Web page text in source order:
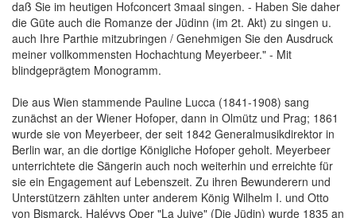
daß Sie im heutigen Hofconcert 3maal singen. - Haben Sie daher
die Güte auch die Romanze der Jüdinn (im 2t. Akt) zu singen u.
auch Ihre Parthie mitzubringen / Genehmigen Sie den Ausdruck
meiner vollkommensten Hochachtung Meyerbeer." - Mit
blindgeprägtem Monogramm.
Die aus Wien stammende Pauline Lucca (1841-1908) sang
zunächst an der Wiener Hofoper, dann in Olmütz und Prag; 1861
wurde sie von Meyerbeer, der seit 1842 Generalmusikdirektor in
Berlin war, an die dortige Königliche Hofoper geholt. Meyerbeer
unterrichtete die Sängerin auch noch weiterhin und erreichte für
sie ein Engagement auf Lebenszeit. Zu ihren Bewunderern und
Unterstützern zählten unter anderem König Wilhelm I. und Otto
von Bismarck. Halévys Oper "La Juive" (Die Jüdin) wurde 1835 an